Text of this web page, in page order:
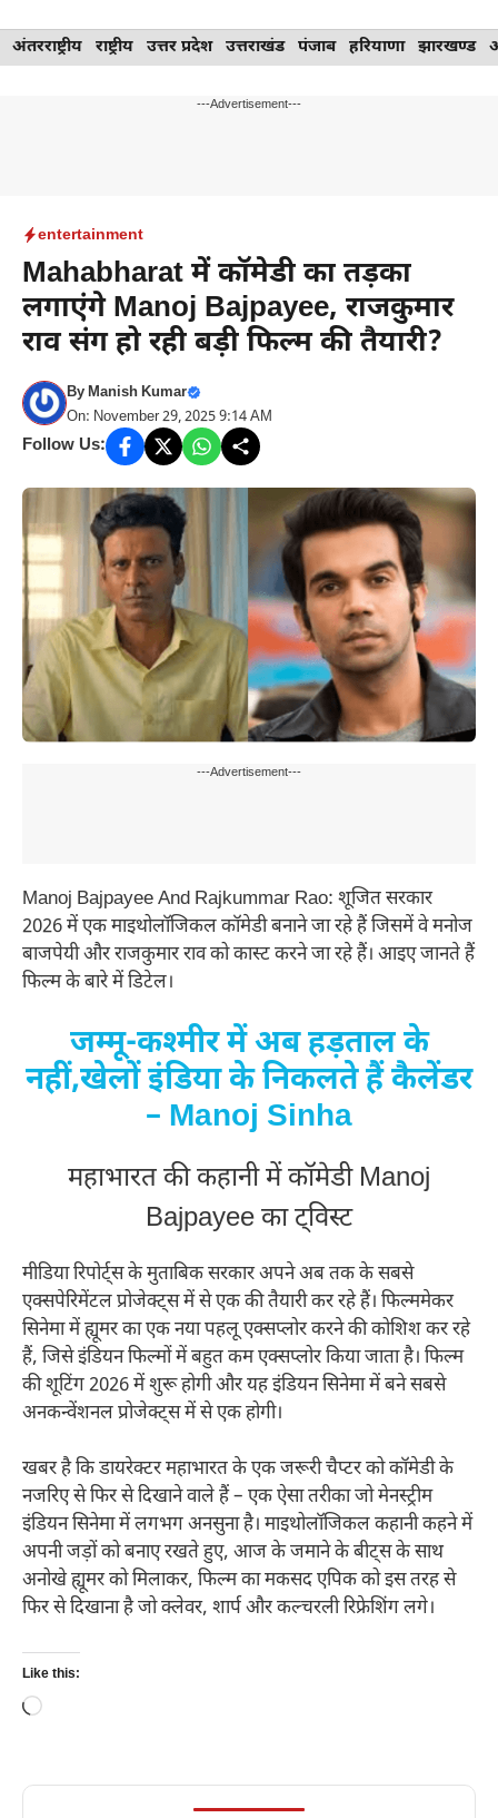
Skip
to
अंतरराष्ट्रीय राष्ट्रीय उत्तर प्रदेश उत्तराखंड पंजाब हरियाणा झारखण्ड
---Advertisement---
entertainment
Mahabharat में कॉमेडी का तड़का
लगाएंगे Manoj Bajpayee, राजकुमार
राव संग हो रही बड़ी फिल्म की तैयारी?
ByManish Kumar
On: November 29, 2025 9:14 AM
Follow Us:
---Advertisement---
Manoj Bajpayee And Rajkummar Rao: शूजित सरकार
2026 में एक माइथोलॉजिकल कॉमेडी बनाने जा रहे हैं जिसमें वे मनोज
बाजपेयी और राजकुमार राव को कास्ट करने जा रहे हैं। आइए जानते हैं
फिल्म के बारे में डिटेल।
जम्‍मू-कश्‍मीर में अब हड़ताल के
नहीं,खेलों इंडिया के निकलते हैं कैलेंडर
– Manoj Sinha
महाभारत की कहानी में कॉमेडी Manoj
Bajpayee का ट्विस्ट
मीडिया रिपोर्ट्स के मुताबिक सरकार अपने अब तक के सबसे
एक्सपेरिमेंटल प्रोजेक्ट्स में से एक की तैयारी कर रहे हैं। फिल्ममेकर
सिनेमा में ह्यूमर का एक नया पहलू एक्सप्लोर करने की कोशिश कर रहे
हैं, जिसे इंडियन फिल्मों में बहुत कम एक्सप्लोर किया जाता है। फिल्म
की शूटिंग 2026 में शुरू होगी और यह इंडियन सिनेमा में बने सबसे
अनकन्वेंशनल प्रोजेक्ट्स में से एक होगी।
खबर है कि डायरेक्टर महाभारत के एक जरूरी चैप्टर को कॉमेडी के
नजरिए से फिर से दिखाने वाले हैं – एक ऐसा तरीका जो मेनस्ट्रीम
इंडियन सिनेमा में लगभग अनसुना है। माइथोलॉजिकल कहानी कहने में
अपनी जड़ों को बनाए रखते हुए, आज के जमाने के बीट्स के साथ
अनोखे ह्यूमर को मिलाकर, फिल्म का मकसद एपिक को इस तरह से
फिर से दिखाना है जो क्लेवर, शार्प और कल्चरली रिफ्रेशिंग लगे।
Like this:
Loading…